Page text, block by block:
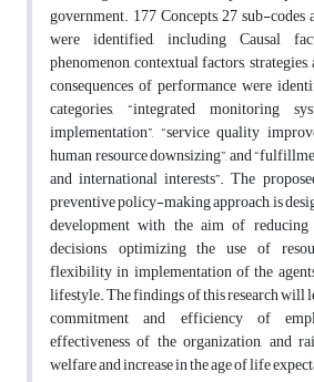
government. 177 Concepts, 27 sub-
were identified, including Causal
phenomenon, contextual factors,
consequences of performance were
categories, “integrated monitoring
implementation”, “service quality
human resource downsizing”, and
and international interests”. The
preventive policy-making approach, is
development with the aim of
decisions, optimizing the use of
flexibility in implementation of the
lifestyle. The findings of this research will
commitment and efficiency of
effectiveness of the organization, and
welfare and increase in the age of life